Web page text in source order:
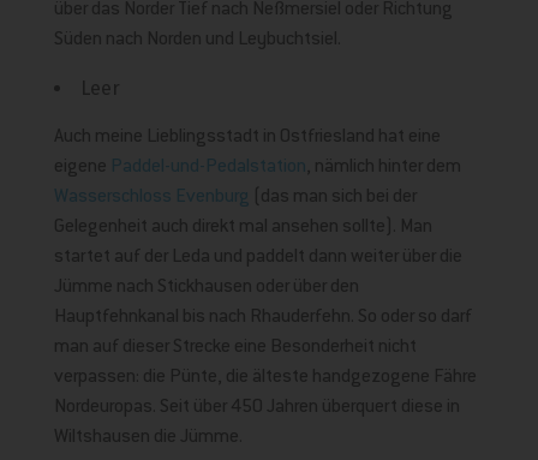
über das Norder Tief nach Neßmersiel oder Richtung
Süden nach Norden und Leybuchtsiel.
Leer
Auch meine Lieblingsstadt in Ostfriesland hat eine
eigene Paddel-und-Pedalstation , nämlich hinter dem
Wasserschloss Evenburg
(das man sich bei der
Gelegenheit auch direkt mal ansehen sollte). Man
startet auf der Leda und paddelt dann weiter über die
Jümme nach Stickhausen oder über den
Hauptfehnkanal bis nach Rhauderfehn. So oder so darf
man auf dieser Strecke eine Besonderheit nicht
verpassen: die Pünte, die älteste handgezogene Fähre
Nordeuropas. Seit über 450 Jahren überquert diese in
Wiltshausen die Jümme.